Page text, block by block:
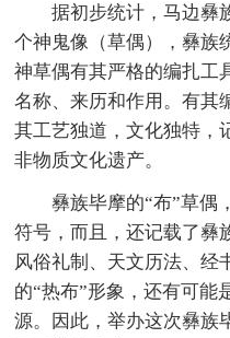
据初步统计，马边彝
个神鬼像（草偶），彝族
神草偶有其严格的编扎工
名称、来历和作用。有其
其工艺独道，文化独特，
非物质文化遗产。
彝族毕摩的“布”草偶
符号，而且，还记载了彝
风俗礼制、天文历法、经
的“热布”形象，还有可能
源。因此，举办这次彝族